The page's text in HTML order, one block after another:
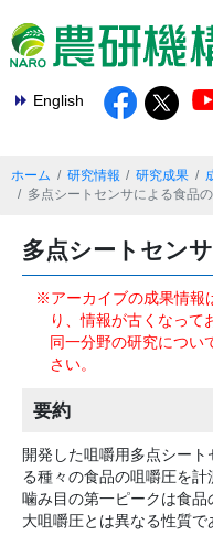
English
ホーム 研究情報 研究成果
多点シートセンサによる食品
多点シートセン
※アーカイブの成果情報
り、情報が古くなって
同一分野の研究につい
さい。
要約
開発した咀嚼用多点シー
る種々の食品の咀嚼圧を
噛み目の第一ピークは食
大咀嚼圧とは異なる性質で